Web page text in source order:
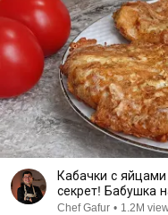
Кабачки с
секрет! Бабушка
минут
Chef Gafur • 1.2M